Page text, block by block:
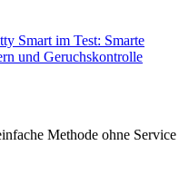
Smart im Test: Smarte
und Geruchskontrolle
Methode ohne Service